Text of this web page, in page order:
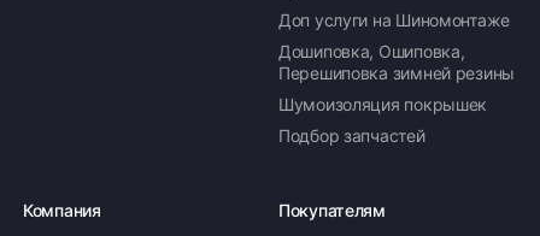
Доп услуги на Шиномонтаже
Дошиповка, Ошиповка,
Перешиповка зимней резины
Шумоизоляция покрышек
Подбор запчастей
Компания Покупателям